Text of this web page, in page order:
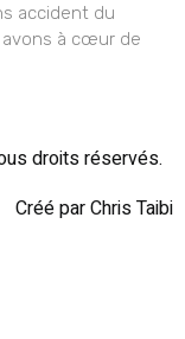
accident du
avons à cœur de
droits réservés.
Créé par Chris Taibi